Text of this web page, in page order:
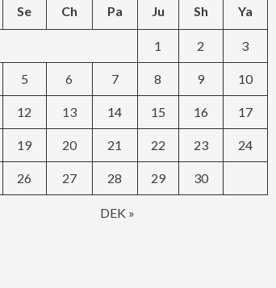
Se Ch Pa Ju Sh Ya
DEK »
1 2 3
5 6 7 8 9 10
12 13 14 15 16 17
19 20 21 22 23 24
26 27 28 29 30